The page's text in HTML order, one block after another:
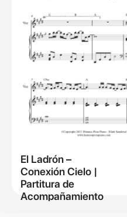
El Ladrón –
Conexión Cielo |
Partitura de
Acompañamiento